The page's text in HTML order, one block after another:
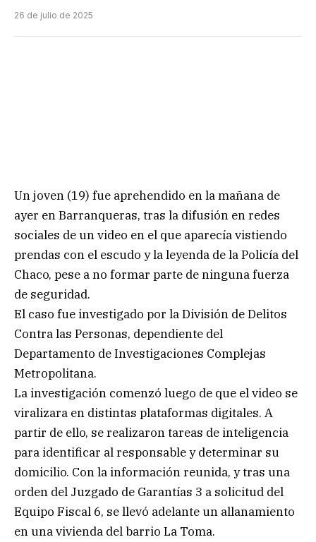
26 de julio de 2025
Un joven (19) fue aprehendido en la mañana de
ayer en Barranqueras, tras la difusión en redes
sociales de un video en el que aparecía vistiendo
prendas con el escudo y la leyenda de la Policía del
Chaco, pese a no formar parte de ninguna fuerza
de seguridad.
El caso fue investigado por la División de Delitos
Contra las Personas, dependiente del
Departamento de Investigaciones Complejas
Metropolitana.
La investigación comenzó luego de que el video se
viralizara en distintas plataformas digitales. A
partir de ello, se realizaron tareas de inteligencia
para identificar al responsable y determinar su
domicilio. Con la información reunida, y tras una
orden del Juzgado de Garantías 3 a solicitud del
Equipo Fiscal 6, se llevó adelante un allanamiento
en una vivienda del barrio La Toma.